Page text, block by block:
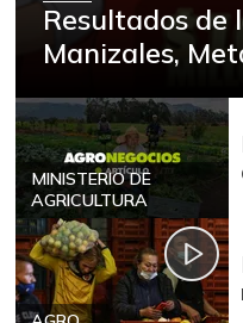
07/25/2026
Badea
11/26/2016
Bagre rayado
entero fresco
07/25/2026
Banano Urabá
07/25/2026
Resultados de
Manizales,
MINISTERIO DE
AGRICULTURA